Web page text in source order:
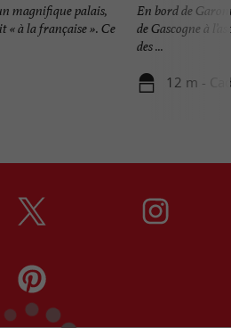
magnifique palais,
« à la française ». Ce
En bord de
de Gascogne à
des ...
12 m -